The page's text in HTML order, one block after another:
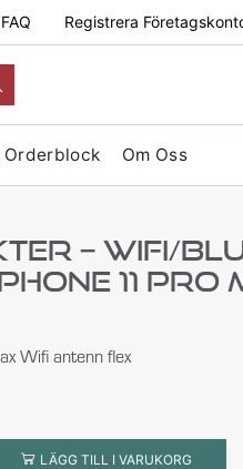
Registrera
Orderblock Om Oss
– Wifi/
11 Pro
Wifi antenn flex
LÄGG TILL I VARUKORG